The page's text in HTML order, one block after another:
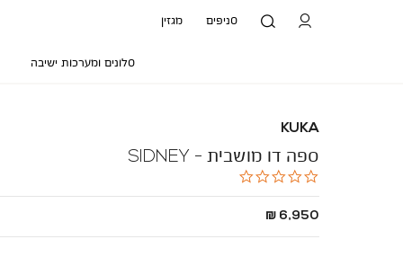
סניפים מגזין
סלונים ומערכות ישיבה
KUKA
ספה דו מושבית - SIDNEY
6,950 ₪